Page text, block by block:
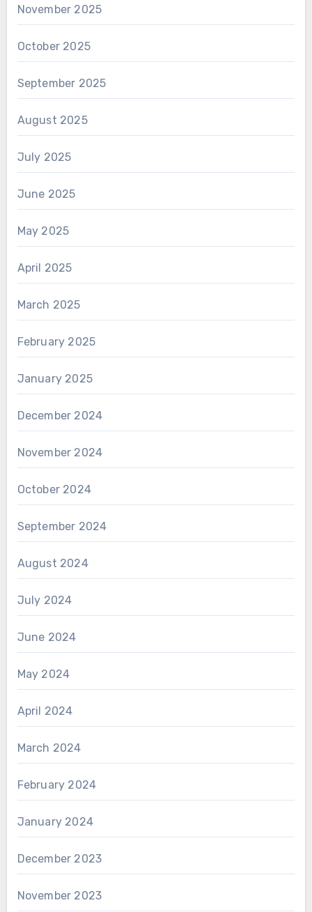
November 2025
October 2025
September 2025
August 2025
July 2025
June 2025
May 2025
April 2025
March 2025
February 2025
January 2025
December 2024
November 2024
October 2024
September 2024
August 2024
July 2024
June 2024
May 2024
April 2024
March 2024
February 2024
January 2024
December 2023
November 2023